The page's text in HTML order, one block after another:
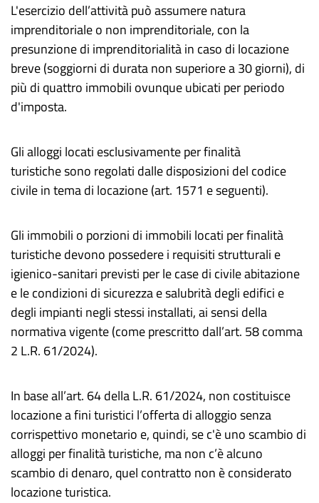
L'esercizio dell’attività può assumere natura
imprenditoriale o non imprenditoriale, con la
presunzione di imprenditorialità in caso di locazione
breve (soggiorni di durata non superiore a 30 giorni), di
più di quattro immobili ovunque ubicati per periodo
d'imposta.
Gli alloggi locati esclusivamente per finalità
turistiche sono regolati dalle disposizioni del codice
civile in tema di locazione (art. 1571 e seguenti).
Gli immobili o porzioni di immobili locati per finalità
turistiche devono possedere i requisiti strutturali e
igienico-sanitari previsti per le case di civile abitazione
e le condizioni di sicurezza e salubrità degli edifici e
degli impianti negli stessi installati, ai sensi della
normativa vigente (come prescritto dall’art. 58 comma
2 L.R. 61/2024).
In base all’art. 64 della L.R. 61/2024, non costituisce
locazione a fini turistici l’offerta di alloggio senza
corrispettivo monetario e, quindi, se c'è uno scambio di
alloggi per finalità turistiche, ma non c’è alcuno
scambio di denaro, quel contratto non è considerato
locazione turistica.